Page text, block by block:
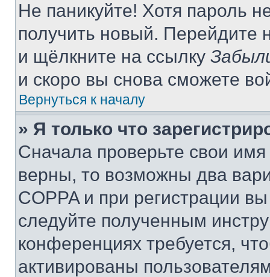
Не паникуйте! Хотя пароль
получить новый. Перейдите
и щёлкните на ссылку
и скоро вы снова сможете
Вернуться к началу
» Я только что
Сначала проверьте свои
верны, то возможны два
COPPA и при регистрации
следуйте полученным
конференциях требуется,
активированы